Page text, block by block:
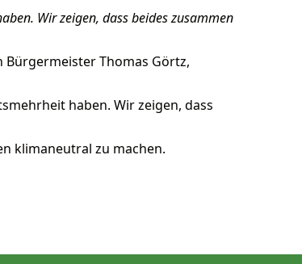
Wir zeigen, dass beides zusammen
Bürgermeister Thomas Görtz,
haben. Wir zeigen, dass
klimaneutral zu machen.